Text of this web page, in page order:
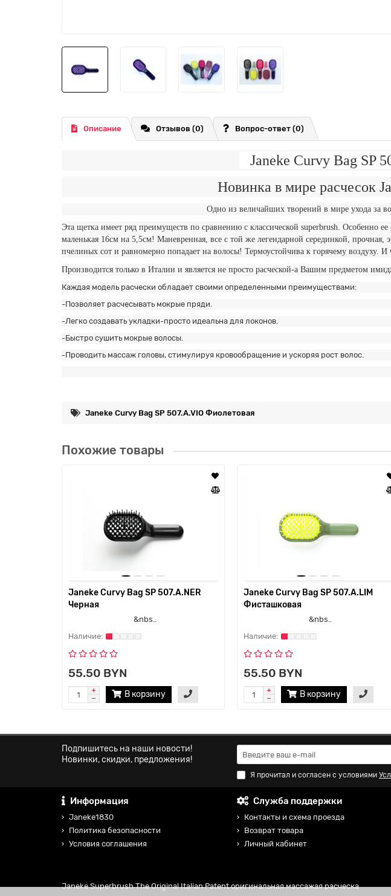
Описание Отзывов (0) Вопрос-ответ (0)
Janeke Curvy Bag SP
Новинка в мире расчесок Janeke
Одно из величайших творений в мире ухода за волосами-
Эта щетка имеет ряд преимуществ по сравнению с классической superbrush. Особенно
маленькая 16см на 5,5см! Маневренная, все с той же легендарной серединкой,
пчелиных сот и равномерно попадает на волосы! Термоустойчива к горячему воздуху.
Производится только в Италии и является не просто расческой-а Вашим предметом
Каждая модель расчески обладает своими определенными преимуществами:
-Позволяет расчесывать мокрые пряди.
-Легко создавать укладки-просто идеальна для локонов.
-Быстро сушить мокрые волосы.
-Проводить массаж головы, стимулируя кровообращение и ускоряя рост волос.
Janeke Curvy Bag SP 507.A.VIO Фиолетовая
Похожие товары
Janeke Curvy Bag SP 507.A.NER
Черная
&nbs..
55.50 BYN
В корзину
Janeke Curvy Bag SP 507.A.LIM
Фисташковая
&nbs..
55.50 BYN
В корзину
Подпишитесь на наши новости!
Новинки, скидки, предложения!
Я прочитал и согласен с условиями
Информация
Janeke1830
Политика безопасности
Условия соглашения
Служба поддержки
Контакты и схема проезда
Возврат товара
Личный кабинет
Janeke Superbrush The Original Italian Patent оригинальная массажая расческа